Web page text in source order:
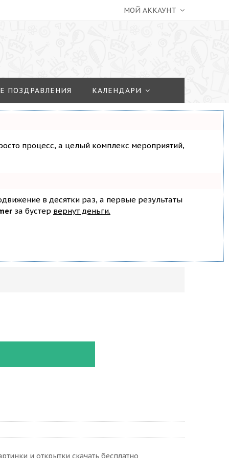
МОЙ АККАУНТ
ПОЗДРАВЛЕНИЯ КАЛЕНДАРИ
процесс, а целый комплекс мероприятий,
в десятки раз, а первые результаты
за бустер вернут деньги.
и открытки скачать бесплатно